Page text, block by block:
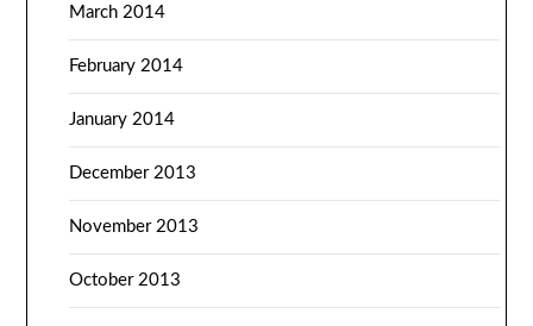
March 2014
February 2014
January 2014
December 2013
November 2013
October 2013